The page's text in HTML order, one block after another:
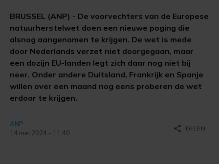
BRUSSEL (ANP) - De voorvechters van de Europese
natuurherstelwet doen een nieuwe poging die
alsnog aangenomen te krijgen. De wet is mede
door Nederlands verzet niet doorgegaan, maar
een dozijn EU-landen legt zich daar nog niet bij
neer. Onder andere Duitsland, Frankrijk en Spanje
willen over een maand nog eens proberen de wet
erdoor te krijgen.
ANP
14 mei 2024 - 11:40
share DELEN